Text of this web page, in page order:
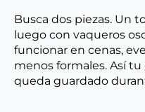
Busca dos piezas. Un
luego con vaqueros
funcionar en cenas,
menos formales. Así
queda guardado